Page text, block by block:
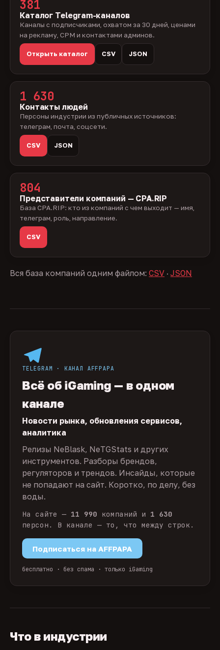
381
Каталог Telegram-каналов
Каналы с подписчиками, охватом за 30 дней, ценами
на рекламу, CPM и контактами админов.
Открыть каталог CSV JSON
1 630
Контакты людей
Персоны индустрии из публичных источников:
телеграм, почта, соцсети.
CSV JSON
804
Представители компаний — CPA.RIP
База CPA.RIP: кто из компаний с чем выходит — имя,
телеграм, роль, направление.
CSV
Вся база компаний одним файлом: CSV · JSON
TELEGRAM · КАНАЛ AFFPAPA
Всё об iGaming — в одном
канале
Новости рынка, обновления сервисов,
аналитика
Релизы NeBlask, NeTGStats и других
инструментов. Разборы брендов,
регуляторов и трендов. Инсайды, которые
не попадают на сайт. Коротко, по делу, без
воды.
На сайте — 11 990 компаний и 1 630
персон. В канале — то, что между строк.
Подписаться на AFFPAPA
бесплатно · без спама · только iGaming
Что в индустрии